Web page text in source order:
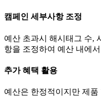
캠페인 세부사항 조정
예산 초과시 해시태그 수,
항을 조정하여 예산 내에
추가 혜택 활용
예산은 한정적이지만 제품